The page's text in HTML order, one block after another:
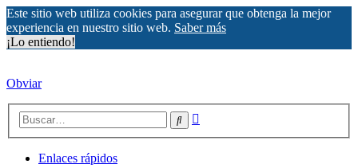
Este sitio web utiliza cookies para asegurar que obtenga la mejor
experiencia en nuestro sitio web. Saber más
¡Lo entiendo!
Obviar
Buscar
Enlaces rápidos